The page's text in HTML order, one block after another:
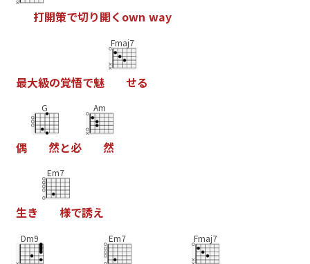
打開策で切り開く own way
最大級の覚悟で魅
Fmaj7
せる
偶
G
然と必
Am
然
生き
Em7
様で誘え
Dm9 Em7 Fmaj7